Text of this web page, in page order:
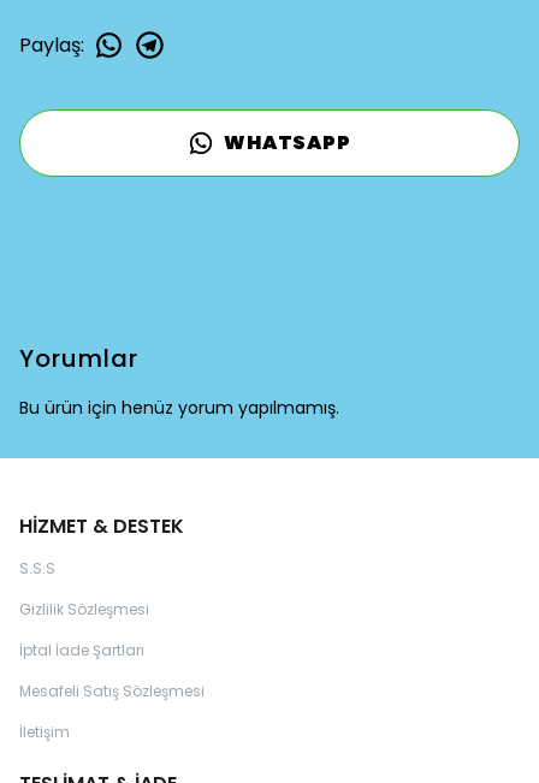
Paylaş:
WHATSAPP
Yorumlar
Bu ürün için henüz yorum yapılmamış.
HİZMET & DESTEK
S.S.S
Gizlilik Sözleşmesi
İptal İade Şartları
Mesafeli Satış Sözleşmesi
İletişim